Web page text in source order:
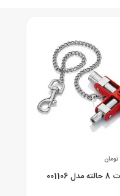
تومان
آچار تاسیسات 8 حالته مدل 001106